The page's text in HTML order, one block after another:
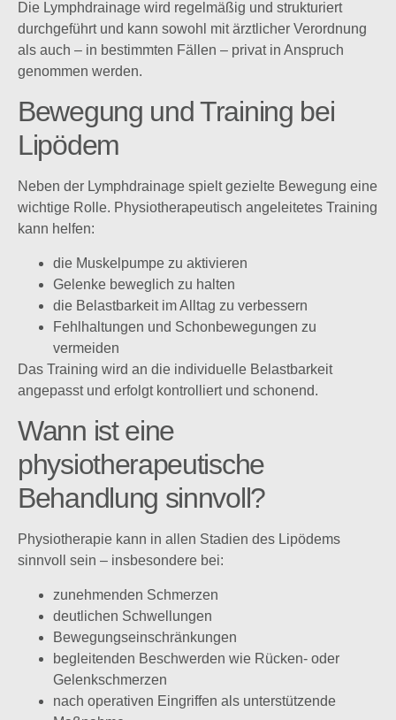
Die Lymphdrainage wird regelmäßig und strukturiert
durchgeführt und kann sowohl mit ärztlicher Verordnung
als auch – in bestimmten Fällen – privat in Anspruch
genommen werden.
Bewegung und Training bei
Lipödem
Neben der Lymphdrainage spielt gezielte Bewegung eine
wichtige Rolle. Physiotherapeutisch angeleitetes Training
kann helfen:
die Muskelpumpe zu aktivieren
Gelenke beweglich zu halten
die Belastbarkeit im Alltag zu verbessern
Fehlhaltungen und Schonbewegungen zu
vermeiden
Das Training wird an die individuelle Belastbarkeit
angepasst und erfolgt kontrolliert und schonend.
Wann ist eine
physiotherapeutische
Behandlung sinnvoll?
Physiotherapie kann in allen Stadien des Lipödems
sinnvoll sein – insbesondere bei:
zunehmenden Schmerzen
deutlichen Schwellungen
Bewegungseinschränkungen
begleitenden Beschwerden wie Rücken- oder
Gelenkschmerzen
nach operativen Eingriffen als unterstützende